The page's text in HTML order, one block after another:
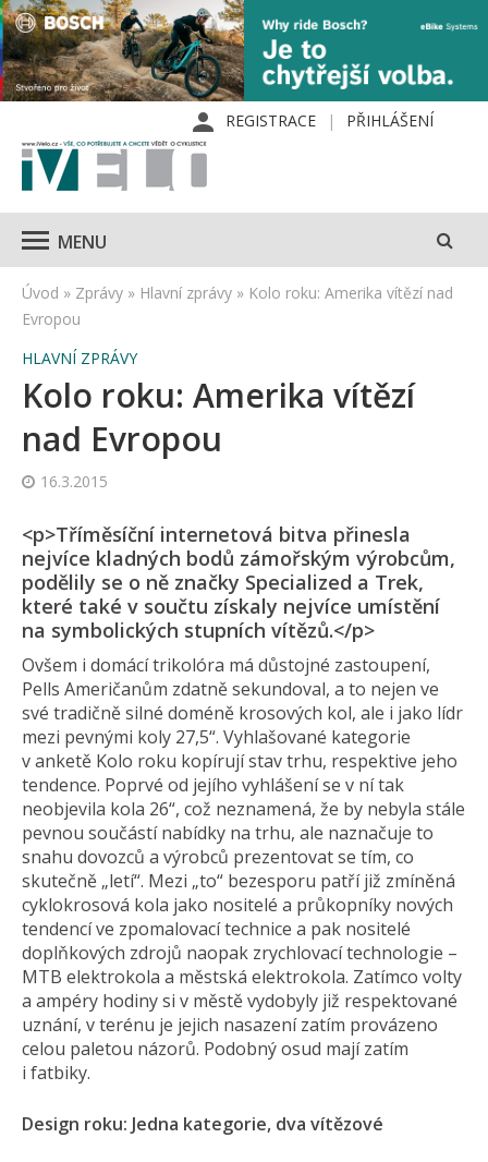
REGISTRACE PŘIHLÁŠENÍ
MENU
Úvod » Zprávy » Hlavní zprávy » Kolo roku: Amerika vítězí nad
Evropou
HLAVNÍ ZPRÁVY
Kolo roku: Amerika vítězí
nad Evropou
16.3.2015
<p>Tříměsíční internetová bitva přinesla
nejvíce kladných bodů zámořským výrobcům,
podělily se o ně značky Specialized a Trek,
které také v součtu získaly nejvíce umístění
na symbolických stupních vítězů.</p>
Ovšem i domácí trikolóra má důstojné zastoupení,
Pells Američanům zdatně sekundoval, a to nejen ve
své tradičně silné doméně krosových kol, ale i jako lídr
mezi pevnými koly 27,5“. Vyhlašované kategorie
v anketě Kolo roku kopírují stav trhu, respektive jeho
tendence. Poprvé od jejího vyhlášení se v ní tak
neobjevila kola 26“, což neznamená, že by nebyla stále
pevnou součástí nabídky na trhu, ale naznačuje to
snahu dovozců a výrobců prezentovat se tím, co
skutečně „letí“. Mezi „to“ bezesporu patří již zmíněná
cyklokrosová kola jako nositelé a průkopníky nových
tendencí ve zpomalovací technice a pak nositelé
doplňkových zdrojů naopak zrychlovací technologie –
MTB elektrokola a městská elektrokola. Zatímco volty
a ampéry hodiny si v městě vydobyly již respektované
uznání, v terénu je jejich nasazení zatím provázeno
celou paletou názorů. Podobný osud mají zatím
i fatbiky.
Design roku: Jedna kategorie, dva vítězové